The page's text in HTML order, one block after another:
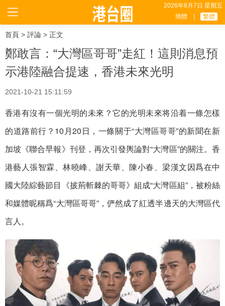
2026年8月7日 星期五
簡體
繁體
首頁 > 評論 > 正文
鄭敢言：“大灣區哥哥”走紅！這則消息預
示港陸融合提速，香港未來光明
2021-10-21 15:11:59
香港有沒有一個光明的未來？它的光明未來将沿着一條怎樣
的道路前行？10月20日，一條關于“大灣區哥哥”的新聞在新
加坡《聯合早報》刊登，再次引發輿論對“大灣區”的關注。香
港藝人張智霖、林曉峰、謝天華、陳小春、梁漢文因爲在中
國大陸綜藝節目《披荊斬棘的哥哥》組成“大灣區組”，被粉絲
和媒體昵稱爲“大灣區哥哥”，俨然成了紅透半邊天的大灣區代
言人。